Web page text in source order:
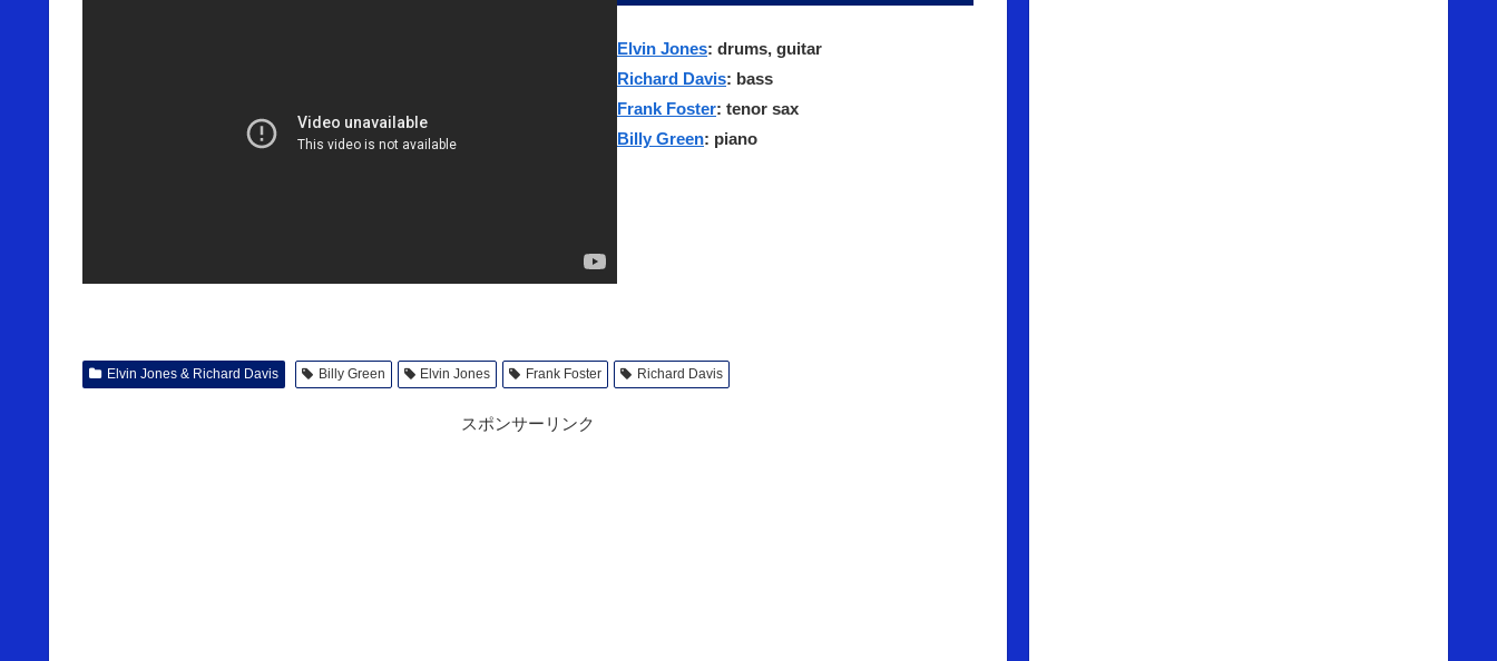
Elvin Jones: drums, guitar
Richard Davis: bass
Frank Foster: tenor sax
Billy Green: piano
Elvin Jones & Richard Davis Billy Green Elvin Jones Frank Foster Richard Davis
スポンサーリンク